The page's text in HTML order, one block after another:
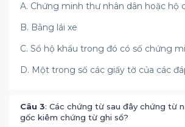
A. Chứng minh thư nhân dân hoặc hộ
B. Bằng lái xe
C. Sổ hộ khẩu trong đó có số chứng
D. Một trong số các giấy tờ của các
Câu 3: Các chứng từ sau đây chứng từ
gốc kiêm chứng từ ghi sổ?